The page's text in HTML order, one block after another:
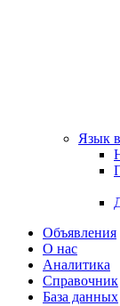
Язык
Объявления
О нас
Аналитика
Справочник
База данных